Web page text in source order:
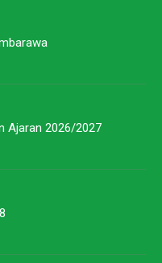
Ajaran 2026/2027